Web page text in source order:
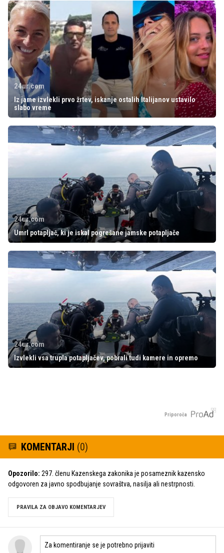
24ur.com
Iz jame izvlekli prvo žrtev, iskanje ostalih Italijanov ustavilo
slabo vreme
24ur.com
Umrl potapljač, ki je iskal pogrešane jamske potapljače
24ur.com
Izvlekli vsa trupla potapljačev, pobrali tudi kamere in opremo
Priporoča
KOMENTARJI (0)
Opozorilo: 297. členu Kazenskega zakonika je posameznik kazensko
odgovoren za javno spodbujanje sovraštva, nasilja ali nestrpnosti.
PRAVILA ZA OBJAVO KOMENTARJEV